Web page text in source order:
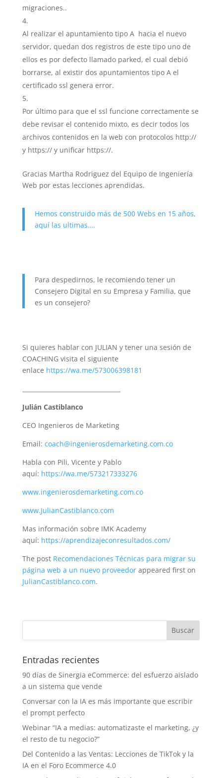
migraciones..
Al realizar el apuntamiento tipo A hacia el nuevo
servidor, quedan dos registros de este tipo uno de
ellos es por defecto llamado parked, el cual debió
borrarse, al existir dos apuntamientos tipo A el
certificado ssl genera error.
Por último para que el ssl funcione correctamente se
debe revisar el contenido mixto, es decir todos los
archivos contenidos en la web con protocolos http://
y https:// y unificar https://.
Gracias Martha Rodriguez del Equipo de Ingeniería
Web por estas lecciones aprendidas.
Hemos construido más de 500 Webs en 15 años,
aquí las ultimas….
Para despedirnos, le recomiendo tener un
Consejero Digital en su Empresa y Familia, que
es un consejero?
Si quieres hablar con JULIAN y tener una sesión de
COACHING visita el siguiente
enlace https://wa.me/573006398181
Julián Castiblanco
CEO Ingenieros de Marketing
Email: coach@ingenierosdemarketing.com.co
Habla con Pili, Vicente y Pablo
aquí: https://wa.me/573217333276
www.ingenierosdemarketing.com.co
www.JulianCastiblanco.com
Mas información sobre IMK Academy
aquí: https://aprendizajeconresultados.com/
The post Recomendaciones Técnicas para migrar su
página web a un nuevo proveedorappeared first on
JulianCastiblanco.com.
Entradas recientes
90 días de Sinergia eCommerce: del esfuerzo aislado
a un sistema que vende
Conversar con la IA es más importante que escribir
el prompt perfecto
Webinar “IA a medias: automatizaste el marketing, ¿y
el resto de tu negocio?”
Del Contenido a las Ventas: Lecciones de TikTok y la
IA en el Foro Ecommerce 4.0